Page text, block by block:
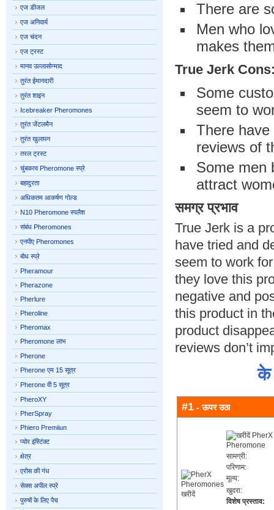
There are
Men who
makes
True Jerk
Some
seem to
There
reviews of
Some men
attract
समग्र प्रभाव
True Jerk is a
have tried and
seem to work
they love this
negative and
this product in
product
reviews don’t
के
#1 - ऊपर उठा
सामग्री:
परिणाम:
मूल्य:
खुदरा:
विशेष प्रस्ताव:
एज डीजल
एज अनिवार्य
एज चंदन
एज ट्रस्ट
मानव उल्लासोन्माद
तुरंत ईमानदारी
तुरंत शाइन
Icebreaker Pheromones
तुरंत जेंटलमैन
तुरंत खुलापन
तरल ट्रस्ट
चुंबकत्व Pheromone स्प्रे
बहादुरता
अधिकतम आकर्षण गोल्ड
N10 Pheromone स्पलैश
संबंध Pheromones
एनपीए Pheromones
बोध स्प्रे
Pheramour
Pherazone
Pherlure
Pheroline
Pheromax
Pheromone लाभ
Pherone
Pherone एम 15 सूत्र
Pherone वी 5 सूत्र
PheroXY
PherSpray
Phiero Premiiun
प्योर इंस्टिंक्ट
क्षेत्र
एरोस की गंध
सेक्स अपील स्प्रे
पुरुषों के लिए पैच